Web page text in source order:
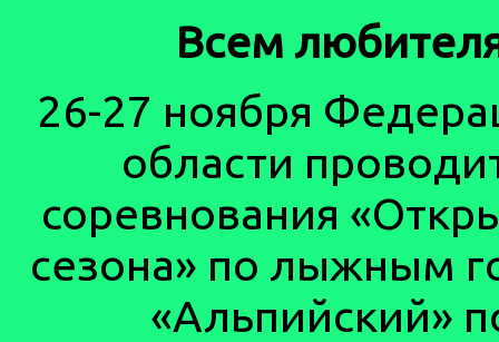
Всем
26-27 ноября
области
соревнования
сезона» по лыжным
«Альпийский»